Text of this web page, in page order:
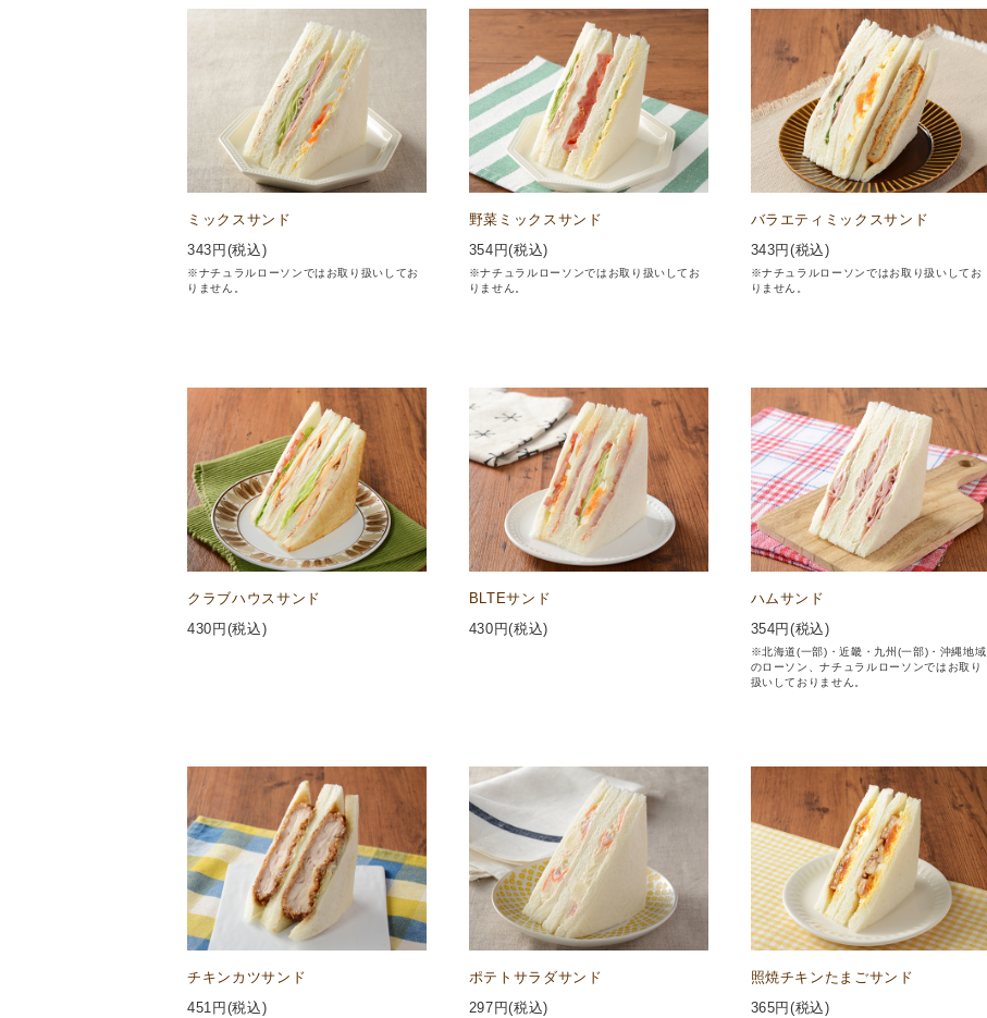
ミックスサンド
343 円(税込)
※ナチュラルローソンではお取り扱いしてお
りません。
野菜ミックスサンド
354 円(税込)
※ナチュラルローソンではお取り扱いしてお
りません。
バラエティミックスサンド
343円(税込)
※ナチュラルローソンではお取り扱いしてお
りません。
クラブハウスサンド
430 円(税込)
BLTEサンド
430 円(税込)
ハムサンド
354円(税込)
※北海道(一部)・近畿・九州(一部)・沖縄地域
のローソン、ナチュラルローソンではお取り
扱いしておりません。
チキンカツサンド
451 円(税込)
ポテトサラダサンド
297 円(税込)
照焼チキンたまごサンド
365円(税込)